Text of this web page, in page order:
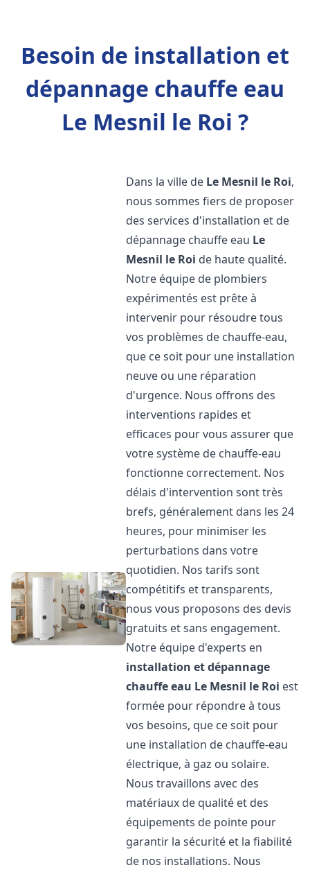
Besoin de installation et
dépannage chauffe eau
Le Mesnil le Roi ?
Dans la ville de Le Mesnil le Roi,
nous sommes fiers de proposer
des services d'installation et de
dépannage chauffe eau Le
Mesnil le Roi de haute qualité.
Notre équipe de plombiers
expérimentés est prête à
intervenir pour résoudre tous
vos problèmes de chauffe-eau,
que ce soit pour une installation
neuve ou une réparation
d'urgence. Nous offrons des
interventions rapides et
efficaces pour vous assurer que
votre système de chauffe-eau
fonctionne correctement. Nos
délais d'intervention sont très
brefs, généralement dans les 24
heures, pour minimiser les
perturbations dans votre
quotidien. Nos tarifs sont
compétitifs et transparents,
nous vous proposons des devis
gratuits et sans engagement.
Notre équipe d'experts en
installation et dépannage
chauffe eau Le Mesnil le Roi est
formée pour répondre à tous
vos besoins, que ce soit pour
une installation de chauffe-eau
électrique, à gaz ou solaire.
Nous travaillons avec des
matériaux de qualité et des
équipements de pointe pour
garantir la sécurité et la fiabilité
de nos installations. Nous